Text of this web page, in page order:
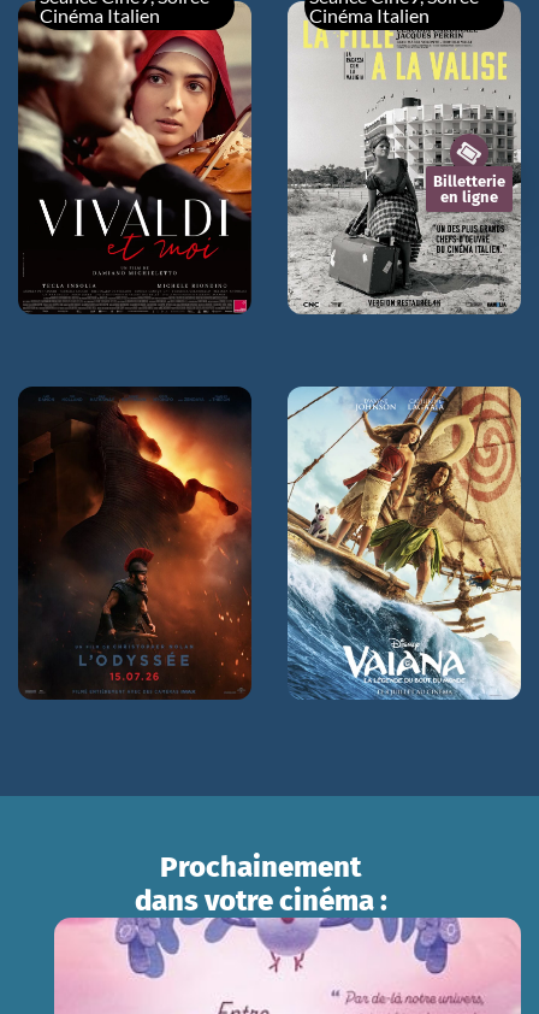
Billetterie
en ligne
Cinéma Italien
VIVALDI ET MOI
sam 08/08
21h00 VOSTFR
Cinéma Italien
LA FILLE A LA VALISE
sam 08/08
18h00 VOSTFR
L'ODYSSÉE
jeu 06/08
20h30
ven 07/08
18h00 VOSTFR
sam 08/08
11h00 VOSTFR
dim 09/08
11h00
VAIANA, LA LÉGENDE
DU BOUT DU MONDE
mer 05/08
16h15
sam 08/08
14h00
dim 09/08
21h00
Prochainement
dans votre cinéma :